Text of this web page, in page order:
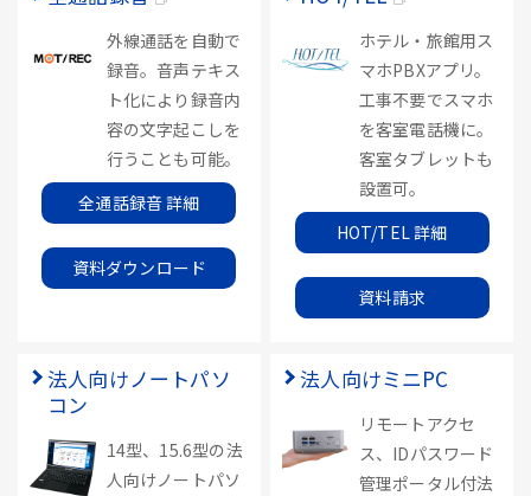
外線通話を自動で
録音。音声テキス
ト化により録音内
容の文字起こしを
行うことも可能。
全通話録音 詳細
資料ダウンロード
ホテル・旅館用ス
マホPBXアプリ。
工事不要でスマホ
を客室電話機に。
客室タブレットも
設置可。
HOT/TEL 詳細
資料請求
法人向けノートパソ
コン
14型、15.6型の法
人向けノートパソ
法人向けミニPC
リモートアクセ
ス、IDパスワード
管理ポータル付法